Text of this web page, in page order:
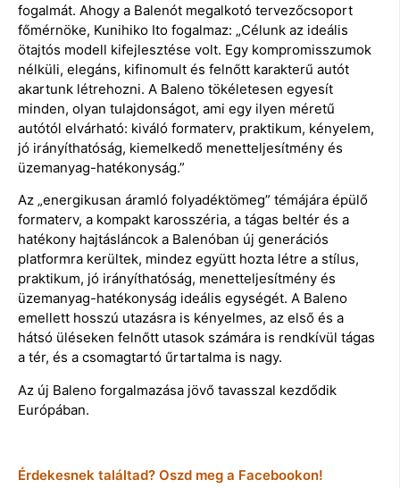
fogalmát. Ahogy a Balenót megalkotó tervezőcsoport
főmérnöke, Kunihiko Ito fogalmaz: „Célunk az ideális
ötajtós modell kifejlesztése volt. Egy kompromisszumok
nélküli, elegáns, kifinomult és felnőtt karakterű autót
akartunk létrehozni. A Baleno tökéletesen egyesít
minden, olyan tulajdonságot, ami egy ilyen méretű
autótól elvárható: kiváló formaterv, praktikum, kényelem,
jó irányíthatóság, kiemelkedő menetteljesítmény és
üzemanyag-hatékonyság.”
Az „energikusan áramló folyadéktömeg” témájára épülő
formaterv, a kompakt karosszéria, a tágas beltér és a
hatékony hajtásláncok a Balenóban új generációs
platformra kerültek, mindez együtt hozta létre a stílus,
praktikum, jó irányíthatóság, menetteljesítmény és
üzemanyag-hatékonyság ideális egységét. A Baleno
emellett hosszú utazásra is kényelmes, az első és a
hátsó üléseken felnőtt utasok számára is rendkívül tágas
a tér, és a csomagtartó űrtartalma is nagy.
Az új Baleno forgalmazása jövő tavasszal kezdődik
Európában.
Érdekesnek találtad? Oszd meg a Facebookon!